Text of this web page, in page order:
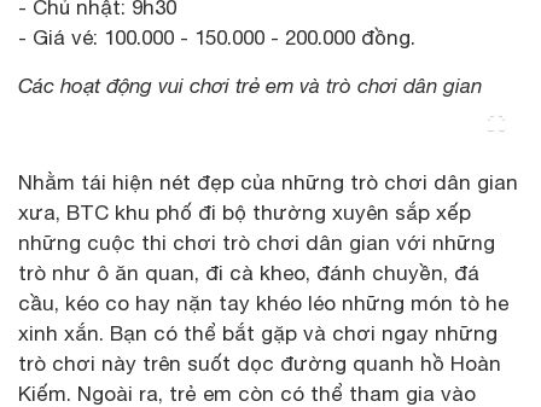
- Chủ nhật: 9h30
- Giá vé: 100.000 - 150.000 - 200.000 đồng.
Các hoạt động vui chơi trẻ em và trò chơi dân gian
Nhằm tái hiện nét đẹp của những trò chơi dân gian
xưa, BTC khu phố đi bộ thường xuyên sắp xếp
những cuộc thi chơi trò chơi dân gian với những
trò như ô ăn quan, đi cà kheo, đánh chuyền, đá
cầu, kéo co hay nặn tay khéo léo những món tò he
xinh xắn. Bạn có thể bắt gặp và chơi ngay những
trò chơi này trên suốt dọc đường quanh hồ Hoàn
Kiếm. Ngoài ra, trẻ em còn có thể tham gia vào